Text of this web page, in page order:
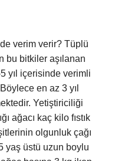
verim verir? Tüplü
bu bitkiler aşılanan
yıl içerisinde verimli
en az 3 yıl
Yetiştiriciliği
ağacı kaç kilo fıstık
olgunluk çağı
yaş üstü uzun boylu